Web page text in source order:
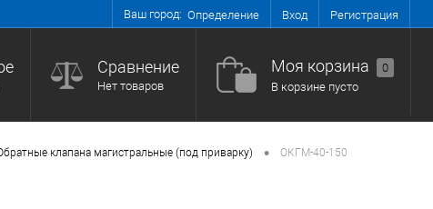
Ваш город: Определение Вход Регистрация
Сравнение
Нет товаров
Моя корзина
0
В корзине пусто
клапана магистральные (под приварку) • ОКГМ-40-150